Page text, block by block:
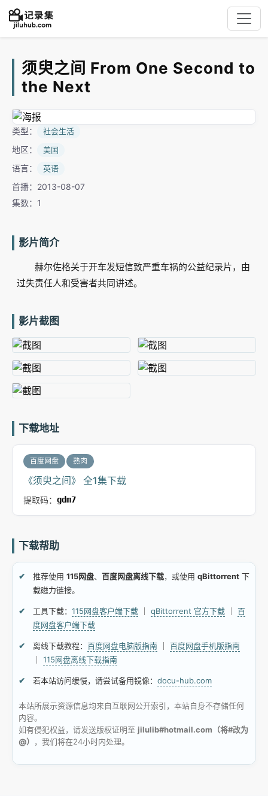
须臾之间 From One Second to
the Next
类型： 社会生活
地区： 美国
语言： 英语
首播：2013-08-07
集数：1
影片简介
赫尔佐格关于开车发短信致严重车祸的公益纪录片，由
过失责任人和受害者共同讲述。
影片截图
下载地址
百度网盘 熟肉
《须臾之间》 全1集下载
提取码： gdm7
下载帮助
推荐使用 115网盘、 百度网盘离线下载，或使用 qBittorrent 下
载磁力链接。
工具下载： 115网盘客户端下载 qBittorrent 官方下载
百
度网盘客户端下载
离线下载教程： 百度网盘电脑版指南
百度网盘手机版指南
115网盘离线下载指南
若本站访问缓慢，请尝试备用镜像： docu-hub.com
本站所展示资源信息均来自互联网公开索引，本站自身不存储任何
内容。
如有侵犯权益，请发送版权证明至 jilulib#hotmail.com（将#改为
@）
，我们将在24小时内处理。